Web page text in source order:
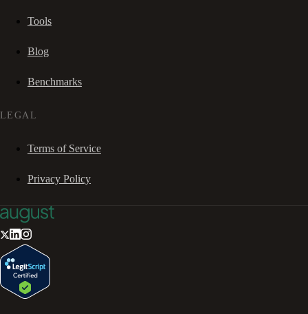
Tools
Blog
Benchmarks
LEGAL
Terms of Service
Privacy Policy